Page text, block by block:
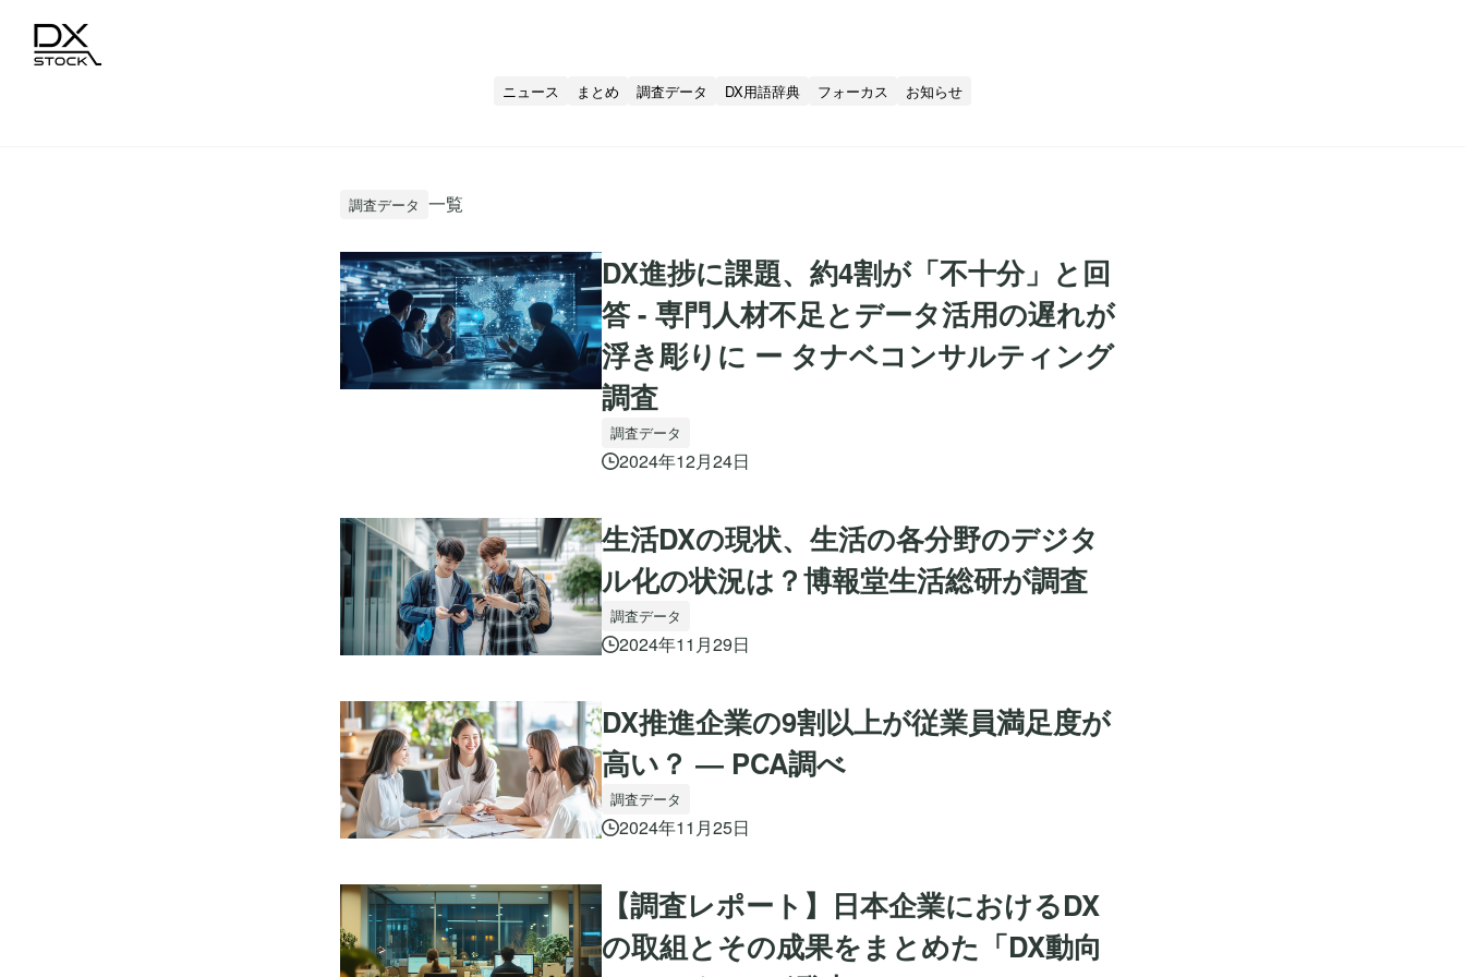
ニュース まとめ 調査データ DX用語辞典 フォーカス お知らせ
調査データ 一覧
DX進捗に課題、約4割が「不十分」と回
答 - 専門人材不足とデータ活用の遅れが
浮き彫りに ー タナベコンサルティング
調査
調査データ
2024年12月24日
生活DXの現状、生活の各分野のデジタ
ル化の状況は？博報堂生活総研が調査
調査データ
2024年11月29日
DX推進企業の9割以上が従業員満足度が
高い？ ― PCA調べ
調査データ
2024年11月25日
【調査レポート】日本企業におけるDX
の取組とその成果をまとめた「DX動向